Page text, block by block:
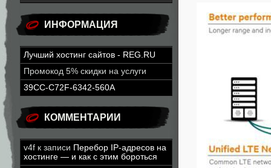
ИНФОРМАЦИЯ
Лучший хостинг сайтов - REG.RU
Промокод 5% скидки на услуги
39CC-C72F-6342-560A
КОММЕНТАРИИ
v4f к записи Перебор IP-адресов на
хостинге — и как с этим бороться